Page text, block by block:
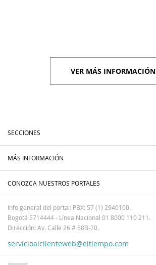
VER MÁS INFORMACIÓN
SECCIONES
MÁS INFORMACIÓN
CONOZCA NUESTROS PORTALES
Info general del portal: PBX: 57 (1) 2940100.
Bogotá 5714444 - Línea Nacional 01 8000 110 211.
Dirección: Av. Calle 26 # 68B-70.
servicioalclienteweb@eltiempo.com